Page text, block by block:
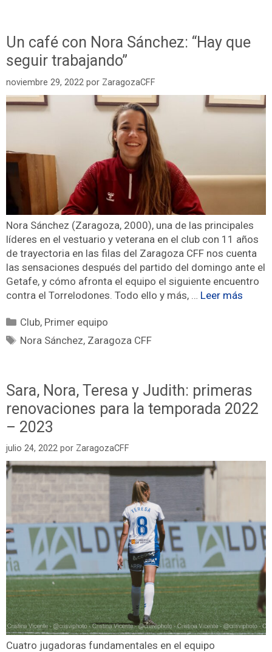
Un café con Nora Sánchez: “Hay que
seguir trabajando”
noviembre 29, 2022 por ZaragozaCFF
Nora Sánchez (Zaragoza, 2000), una de las principales
líderes en el vestuario y veterana en el club con 11 años
de trayectoria en las filas del Zaragoza CFF nos cuenta
las sensaciones después del partido del domingo ante el
Getafe, y cómo afronta el equipo el siguiente encuentro
contra el Torrelodones. Todo ello y más, … Leer más
Club, Primer equipo
Nora Sánchez, Zaragoza CFF
Sara, Nora, Teresa y Judith: primeras
renovaciones para la temporada 2022
– 2023
julio 24, 2022 por ZaragozaCFF
Cuatro jugadoras fundamentales en el equipo